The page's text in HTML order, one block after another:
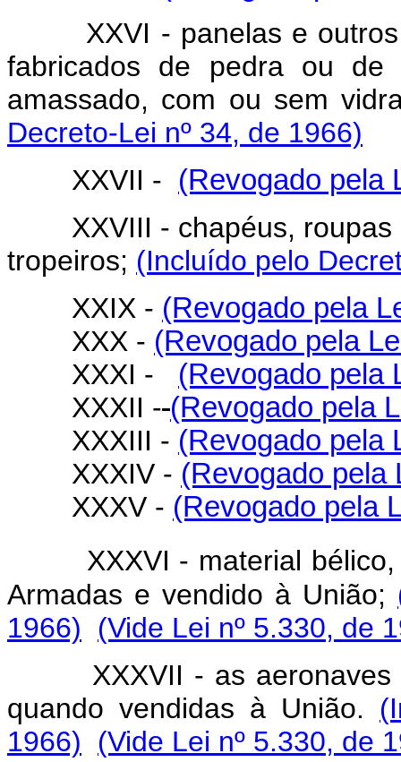
XXVI - panelas e outros
fabricados de pedra ou de
amassado, com ou sem
Decreto-Lei nº 34, de 1966)
XXVII - (Revogado pela
XXVIII - chapéus, roupas
tropeiros; (Incluído pelo
XXIX - (Revogado pela
XXX - (Revogado pela
XXXI - (Revogado pela
XXXII - (Revogado pela
XXXIII - (Revogado pela
XXXIV - (Revogado pela
XXXV - (Revogado pela
XXXVI - material bélico,
Armadas e vendido à União;
1966)
(Vide Lei nº 5.330, de
XXXVII - as aeronaves
quando vendidas à União.
1966)
(Vide Lei nº 5.330, de